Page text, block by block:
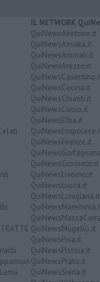
IL NETWORK
QuiNewsAbetone.it
QuiNewsAmiata.it
QuiNewsAnimali.it
QuiNewsArezzo.it
QuiNewsCecina.it
QuiNewsChianti.it
QuiNewsCuoio.it
QuiNewsElba.it
QuiNewsFirenze.it
QuiNewsGrosseto.it
QuiNewsLivorno.it
QuiNewsLucca.it
QuiNewsLunigiana.it
QuiNewsMugello.it
QuiNewsPisa.it
QuiNewsPistoia.it
QuiNewsPrato.it
QuiNewsSiena.it